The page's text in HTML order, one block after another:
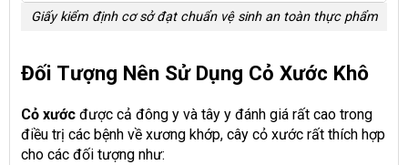
Giấy kiểm định cơ sở đạt chuẩn vệ sinh an toàn thực phẩm
Đối Tượng Nên Sử Dụng Cỏ Xước Khô
Cỏ xước được cả đông y và tây y đánh giá rất cao trong
điều trị các bệnh về xương khớp, cây cỏ xước rất thích hợp
cho các đối tượng như: